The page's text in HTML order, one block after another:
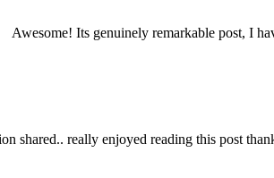
Awesome! Its genuinely remarkable post, I
shared.. really enjoyed reading this post